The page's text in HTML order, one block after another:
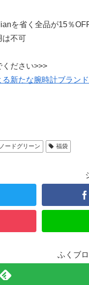
を省く全品が15％
は不可
ださい>>>
新たな腕時計ブランド
ノードグリーン 福袋
ふくブ